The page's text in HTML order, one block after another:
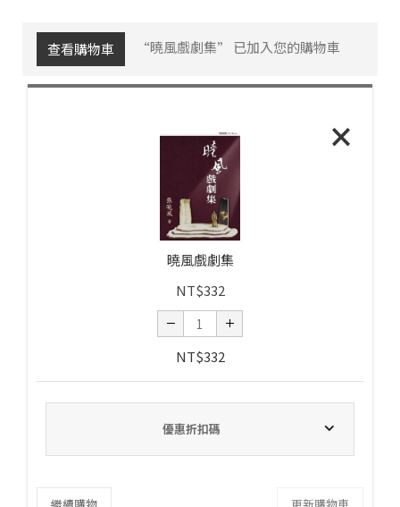
查看購物車 “曉風戲劇集” 已加入您的購物車
×
曉風戲劇集
NT$332
NT$332
優惠折扣碼
繼續購物 更新購物車